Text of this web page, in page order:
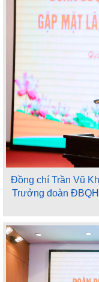
Đồng chí Trần Vũ
Trưởng đoàn